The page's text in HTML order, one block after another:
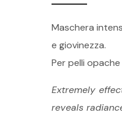
Maschera
e giovinezza.
Per pelli
Extremely
reveals